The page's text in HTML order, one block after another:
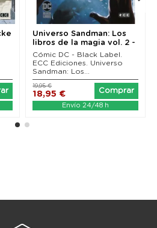
Universo Sandman: Los
libros de la magia vol. 2 -
Segunda...
Cómic DC - Black Label.
ECC Ediciones. Universo
Sandman: Los...
18,95 €
19,95 €
Comprar
Envío 24/48 h